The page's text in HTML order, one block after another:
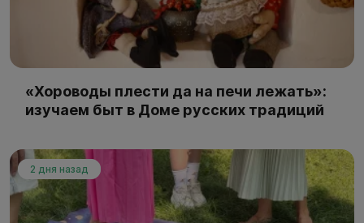
«Хороводы плести да на печи лежать»:
изучаем быт в Доме русских традиций
2 дня назад